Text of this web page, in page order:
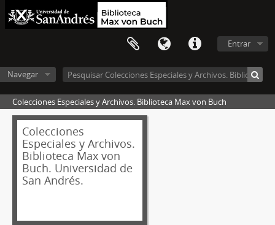
Entrar
Navegar
Colecciones Especiales y Archivos. Biblioteca Max von Buch
Colecciones
Especiales y Archivos.
Biblioteca Max von
Buch. Universidad de
San Andrés.